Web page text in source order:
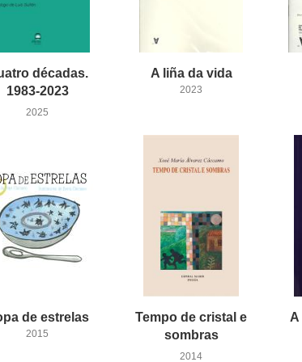
décadas.
1983-2023
2025
A liña da vida
2023
de estrelas
2015
Tempo de cristal e
sombras
2014
A